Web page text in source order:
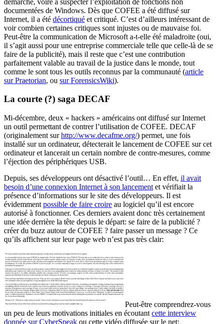
documentées de Windows. Dès que COFEE a été diffusé sur
Internet, il a été décortiqué et critiqué. C’est d’ailleurs intéressant de
voir combien certaines critiques sont injustes ou de mauvaise foi.
Peut-être la communication de Microsoft a-t-elle été maladroite (oui,
il s’agit aussi pour une entreprise commerciale telle que celle-là de se
faire de la publicité), mais il reste que c’est une contribution
parfaitement valable au travail de la justice dans le monde, tout
comme le sont tous les outils reconnus par la communauté (article
sur Praetorian, ou sur ForensicsWiki).
La courte (?) saga DECAF
Mi-décembre, deux « hackers » américains ont diffusé sur Internet
un outil permettant de contrer l’utilisation de COFEE. DECAF
(originalement surhttp://www.decafme.org/) permet, une fois
installé sur un ordinateur, détecterait le lancement de COFEE sur cet
ordinateur et lancerait un certain nombre de contre-mesures, comme
l’éjection des périphériques USB.
Depuis, ses développeurs ont désactivé l’outil… En effet, il avait
besoin d’une connexion Internet à son lancement et vérifiait la
présence d’informations sur le site des développeurs. Il est
évidemment possible de faire croire au logiciel qu’il est encore
autorisé à fonctionner. Ces derniers avaient donc très certainement
une idée derrière la tête depuis le départ: se faire de la publicité ?
créer du buzz autour de COFEE ? faire passer un message ? Ce
qu’ils affichent sur leur page web n’est pas très clair:
Peut-être comprendrez-vous
un peu de leurs motivations initiales en écoutant cette interview
donnée sur CyberSpeak ou cette vidéo diffusée sur le net: